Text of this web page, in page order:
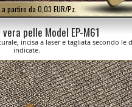
...a partire da 0,03 EUR/Pz.
pelle Model EP-M61
incisa a laser e tagliata secondo le
indicate.